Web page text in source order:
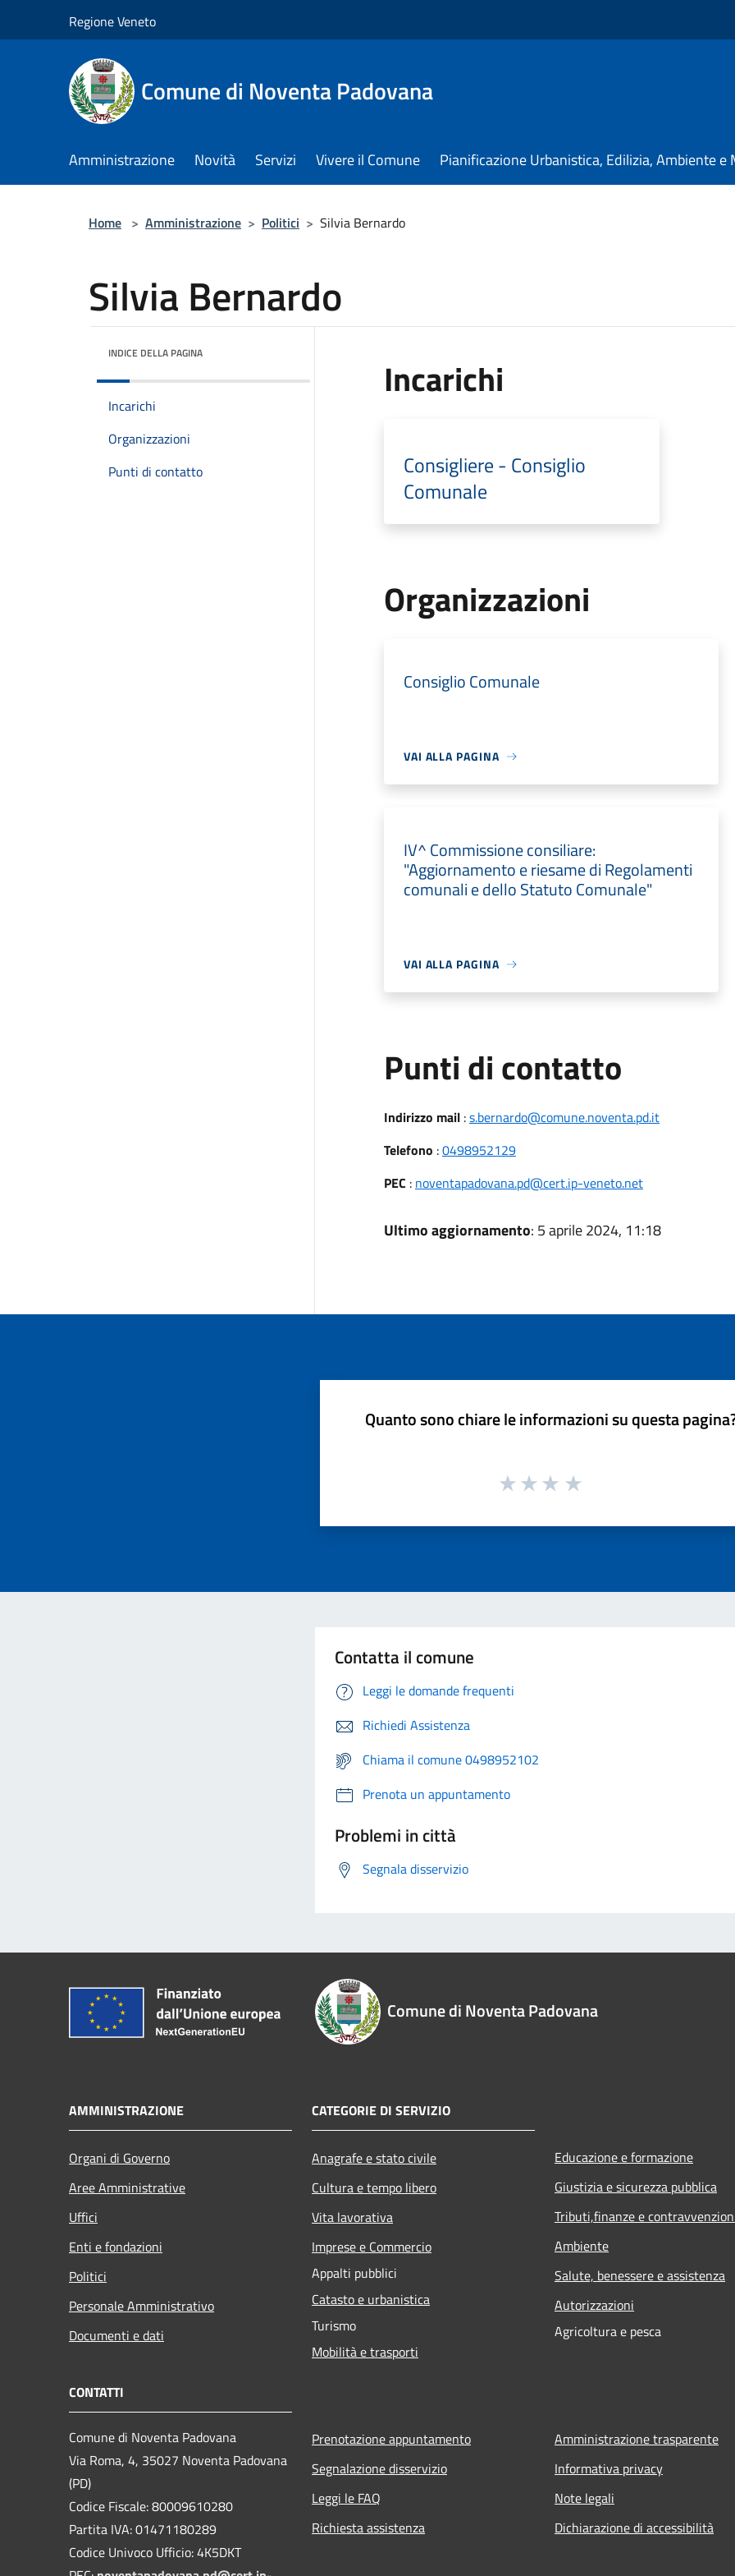
Regione Veneto
Comune di Noventa Padovana
Amministrazione Novità Servizi Vivere il Comune Pianificazione Urbanistica, Edilizia, Ambiente
Home > Amministrazione > Politici > Silvia Bernardo
Silvia Bernardo
INDICE DELLA PAGINA
Incarichi
Organizzazioni
Punti di contatto
Incarichi
Consigliere - Consiglio
Comunale
Organizzazioni
Consiglio Comunale
VAI ALLA PAGINA
IV^ Commissione consiliare:
"Aggiornamento e riesame di Regolamenti
comunali e dello Statuto Comunale"
VAI ALLA PAGINA
Punti di contatto
Indirizzo mail:s.bernardo@comune.noventa.pd.it
Telefono :0498952129
PEC : noventapadovana.pd@cert.ip-veneto.net
Ultimo aggiornamento: 5 aprile 2024, 11:18
Quanto sono chiare le informazioni su questa
Contatta il comune
Leggi le domande frequenti
Richiedi Assistenza
Chiama il comune 0498952102
Prenota un appuntamento
Problemi in città
Segnala disservizio
Comune di Noventa Padovana
AMMINISTRAZIONE
Organi di Governo
Aree Amministrative
Uffici
Enti e fondazioni
Politici
Personale Amministrativo
Documenti e dati
CATEGORIE DI SERVIZIO
Anagrafe e stato civile
Cultura e tempo libero
Vita lavorativa
Imprese e Commercio
Appalti pubblici
Catasto e urbanistica
Turismo
Mobilità e trasporti
Educazione e formazione
Giustizia e sicurezza pubblica
Tributi,finanze e
Ambiente
Salute, benessere e assistenza
Autorizzazioni
Agricoltura e pesca
CONTATTI
Comune di Noventa Padovana
Via Roma, 4, 35027 Noventa Padovana
(PD)
Codice Fiscale: 80009610280
Partita IVA: 01471180289
Codice Univoco Ufficio: 4K5DKT
Prenotazione appuntamento
Segnalazione disservizio
Leggi le FAQ
Richiesta assistenza
Amministrazione trasparente
Informativa privacy
Note legali
Dichiarazione di accessibilità